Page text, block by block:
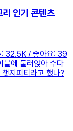
인기 콘텐츠
: 32.5K / 좋아요: 39
블에 둘러앉아 수다
지피티라고 했나?